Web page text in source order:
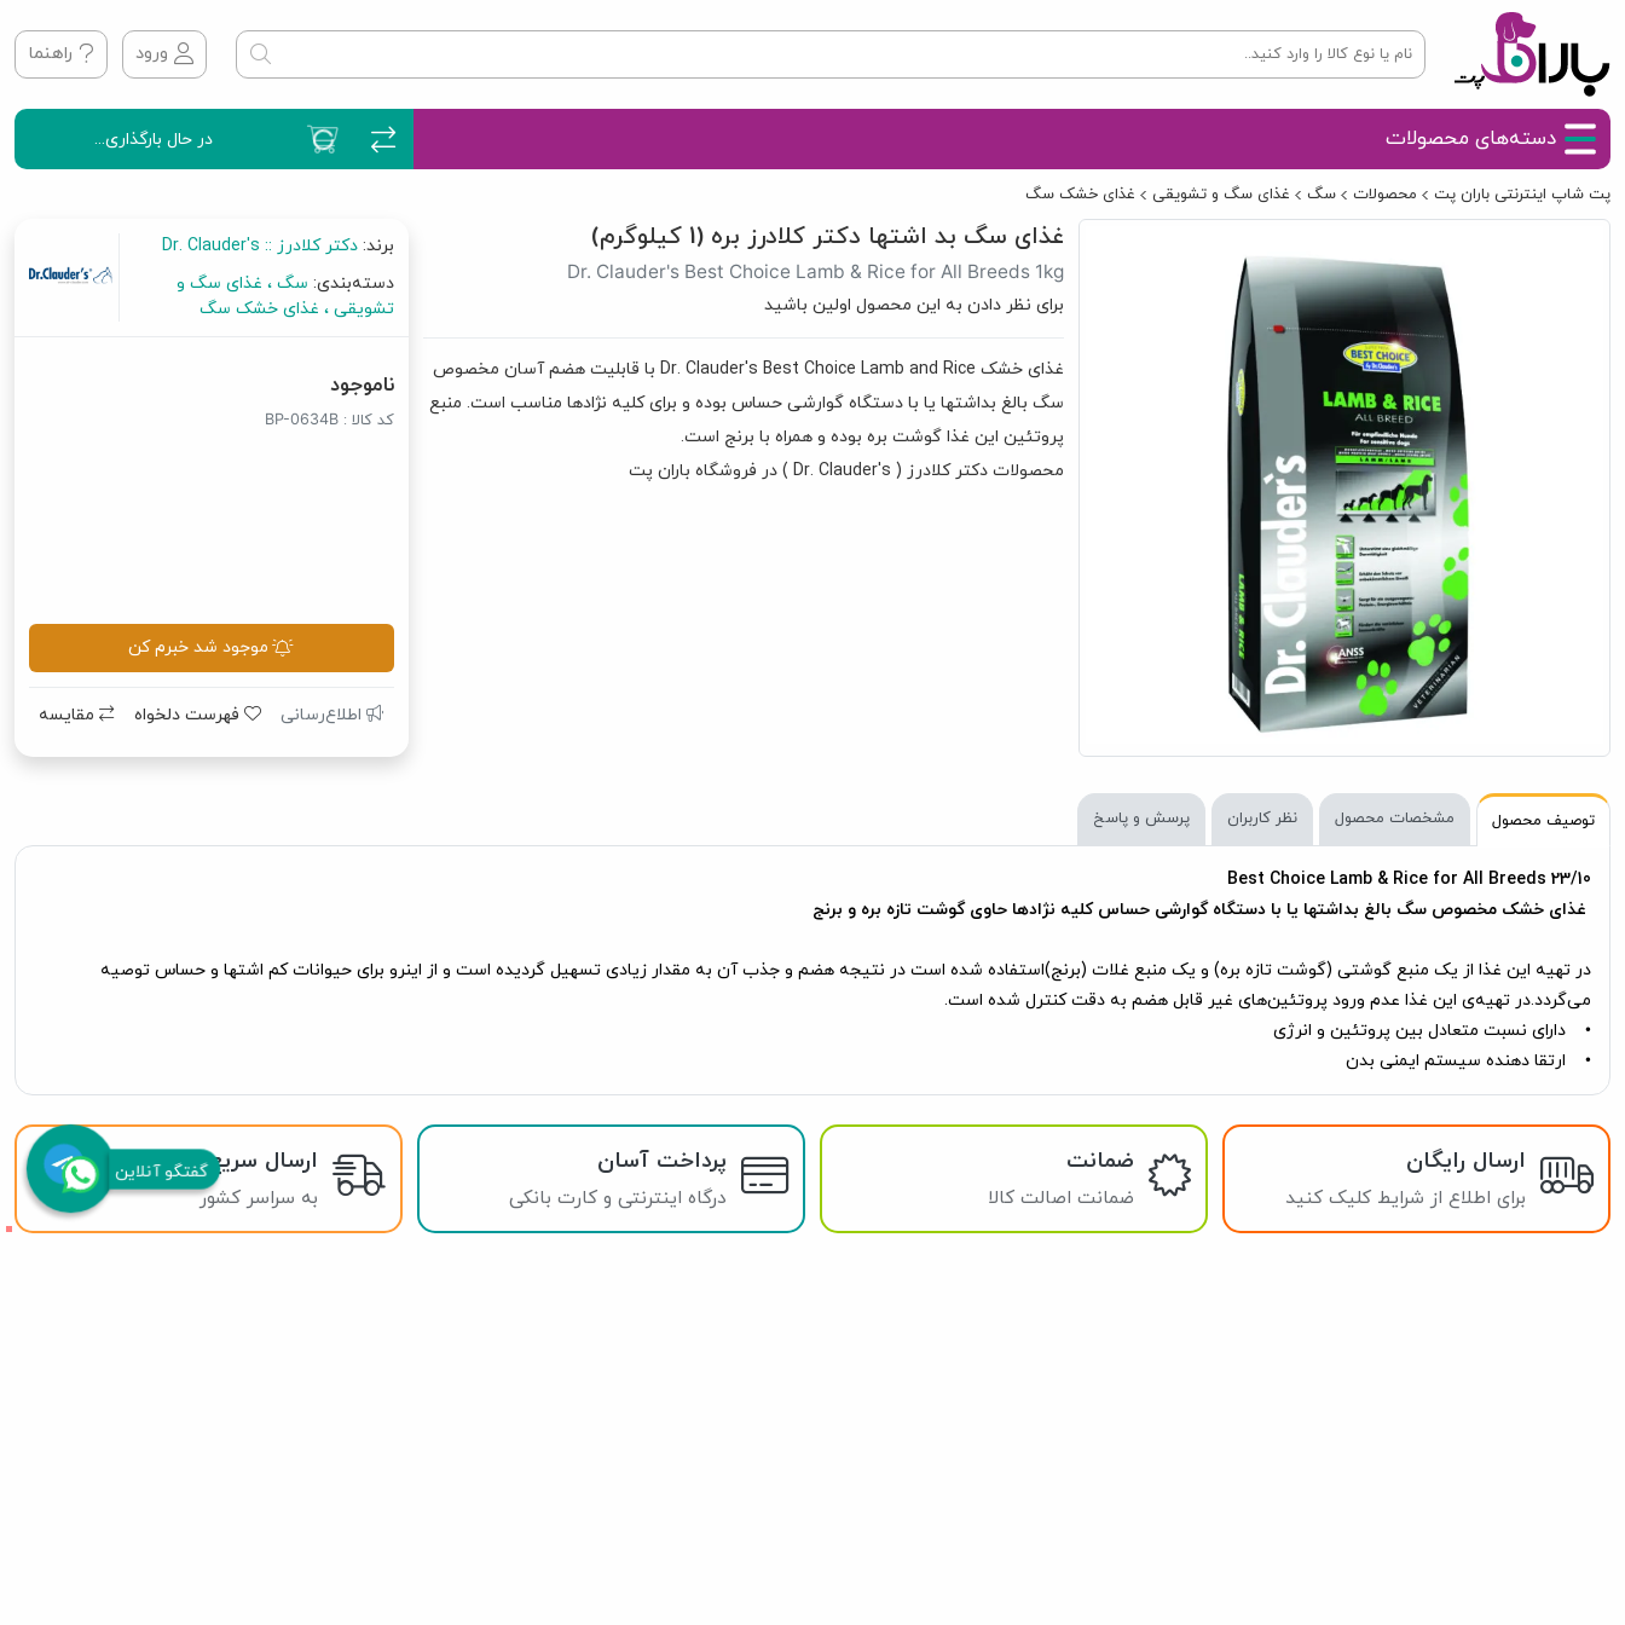
ورود راهنما
دسته‌های محصولات در حال بارگذاری...
پت شاپ اینترنتی باران پت محصولات سگ غذای سگ و تشویقی غذای خشک سگ
غذای سگ بد اشتها دکتر کلادرز بره (1 کیلوگرم)
Dr. Clauder's Best Choice Lamb & Rice for All Breeds 1kg
برای نظر دادن به این محصول اولین باشید
غذای خشک Dr. Clauder's Best Choice Lamb and Rice با قابلیت هضم آسان مخصوص
سگ بالغ بداشتها یا با دستگاه گوارشی حساس بوده و برای کلیه نژادها مناسب است. منبع
پروتئین این غذا گوشت بره بوده و همراه با برنج است.
محصولات دکتر کلادرز ( Dr. Clauder's ) در فروشگاه باران پت
برند:دکتر کلادرز :: Dr. Clauder's
دسته‌بندی: سگ غذای سگ و
تشویقی غذای خشک سگ
ناموجود
کد کالا :BP-0634B
موجود شد خبرم کن
اطلاع‌رسانی فهرست دلخواه مقایسه
توصیف محصول مشخصات محصول نظر کاربران پرسش و پاسخ
Best Choice Lamb & Rice for All Breeds 23/10
غذای خشک مخصوص سگ بالغ بداشتها یا با دستگاه گوارشی حساس کلیه نژادها حاوی گوشت تازه بره و برنج
در تهیه این غذا از یک منبع گوشتی (گوشت تازه بره) و یک منبع غلات (برنج)استفاده شده است در نتیجه هضم و جذب آن به مقدار زیادی تسهیل گردیده است و از اینرو برای حیوانات کم اشتها و حساس توصیه
می‌گردد.در تهیه‌ی این غذا عدم ورود پروتئین‌های غیر قابل هضم به دقت کنترل شده است.
• دارای نسبت متعادل بین پروتئین و انرژی
• ارتقا دهنده سیستم ایمنی بدن
ارسال رایگان
برای اطلاع از شرایط کلیک کنید
ضمانت
ضمانت اصالت کالا
پرداخت آسان
درگاه اینترنتی و کارت بانکی
ارسال سریع
به سراسر کشور
گفتگو آنلاین